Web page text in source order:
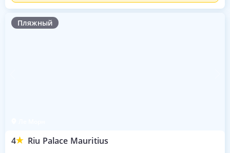
Пляжный
4 Riu Palace Mauritius